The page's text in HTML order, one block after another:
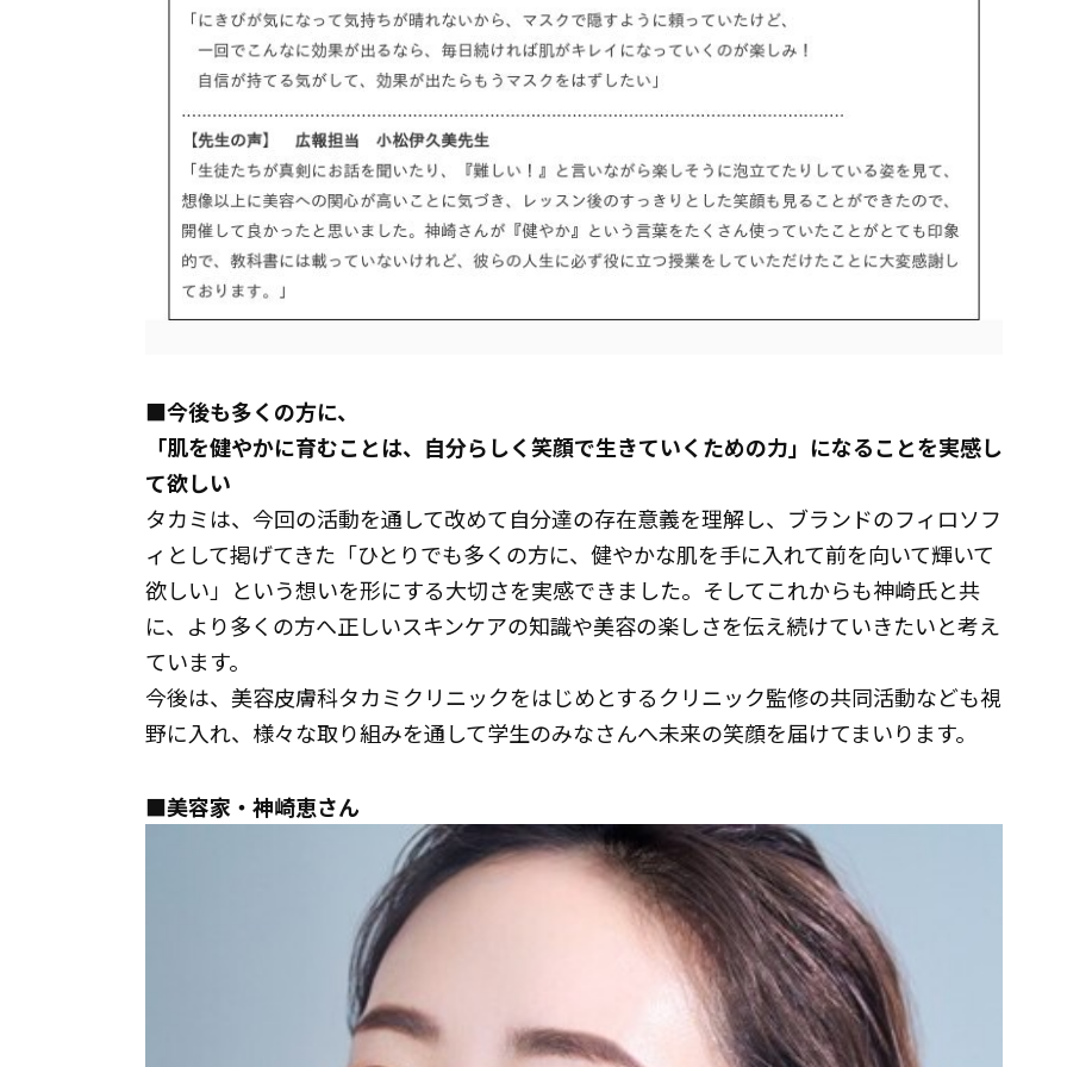
■今後も多くの方に、
「肌を健やかに育むことは、自分らしく笑顔で生きていくための力」になることを実感し
て欲しい
タカミは、今回の活動を通して改めて自分達の存在意義を理解し、ブランドのフィロソフ
ィとして掲げてきた「ひとりでも多くの方に、健やかな肌を手に入れて前を向いて輝いて
欲しい」という想いを形にする大切さを実感できました。そしてこれからも神崎氏と共
に、より多くの方へ正しいスキンケアの知識や美容の楽しさを伝え続けていきたいと考え
ています。
今後は、美容皮膚科タカミクリニックをはじめとするクリニック監修の共同活動なども視
野に入れ、様々な取り組みを通して学生のみなさんへ未来の笑顔を届けてまいります。
■美容家・神崎恵さん